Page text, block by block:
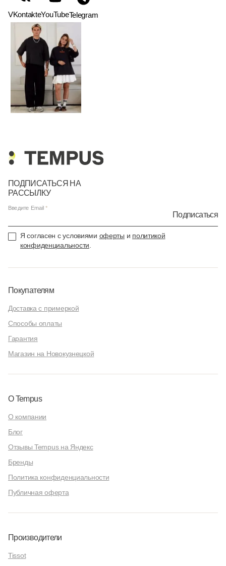
VKontakteYouTubeTelegram
ПОДПИСАТЬСЯ НА
РАССЫЛКУ
Введите Email
Подписаться
Я согласен с условиями оферты и политикой
конфиденциальности
Покупателям
Доставка с примеркой
Способы оплаты
Гарантия
Магазин на Новокузнецкой
О Tempus
О компании
Блог
Отзывы Tempus на Яндекс
Бренды
Политика конфиденциальности
Публичная оферта
Производители
Tissot